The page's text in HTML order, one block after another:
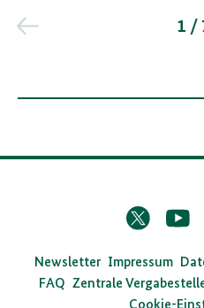
1 /
D
s
B
Twitter
X
Newsletter Impressum
FAQ Zentrale